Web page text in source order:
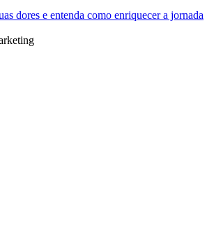
dores e entenda como enriquecer a jornada